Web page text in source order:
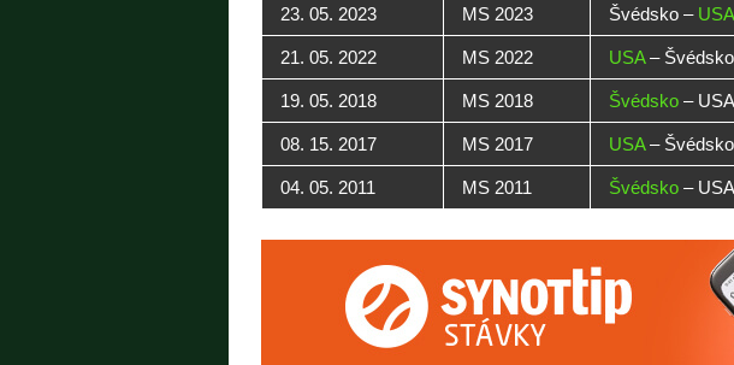
23. 05. 2023 MS 2023 Švédsko – USA
21. 05. 2022 MS 2022 USA– Švédsko
19. 05. 2018 MS 2018 Švédsko– USA
08. 15. 2017 MS 2017 USA– Švédsko
04. 05. 2011 MS 2011 Švédsko– USA